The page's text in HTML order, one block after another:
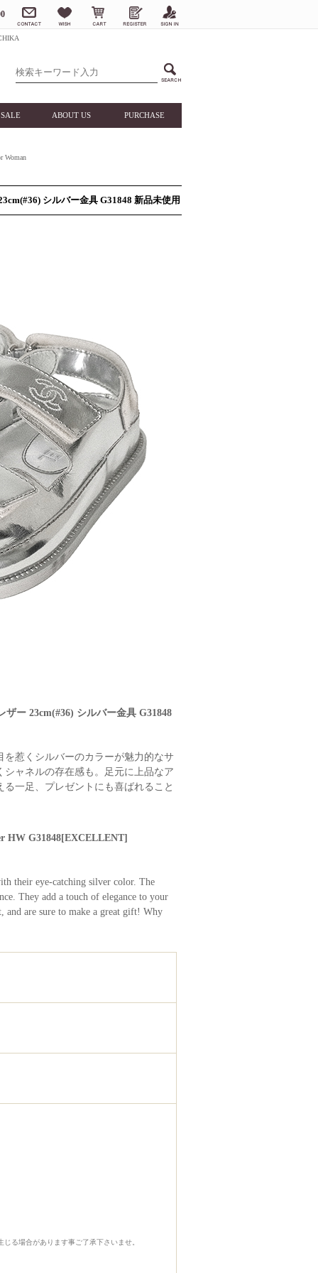
SALE ABOUT US PURCHASE
Woman
シルバー金具 G31848 新品未使用
ー 23cm(#36) シルバー金具 G31848
惹くシルバーのカラーが魅力的なサ
ャネルの存在感も。足元に上品なア
一足、プレゼントにも喜ばれること
HW G31848[EXCELLENT]
their eye-catching silver color. The
They add a touch of elegance to your
and are sure to make a great gift! Why
る場合があります事ご了承下さいませ。